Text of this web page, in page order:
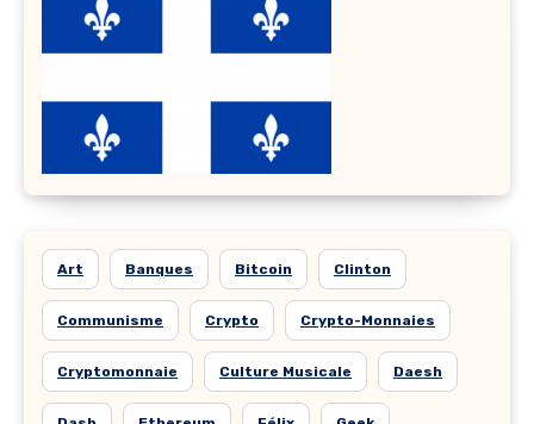
Art Banques Bitcoin Clinton
Communisme Crypto Crypto-Monnaies
Cryptomonnaie Culture Musicale Daesh